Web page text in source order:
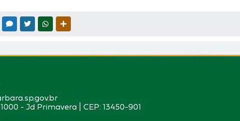
FACEBOOKMESSENGER
TWITTERWHATSAPP
- Jd Primavera | CEP: 13450-901